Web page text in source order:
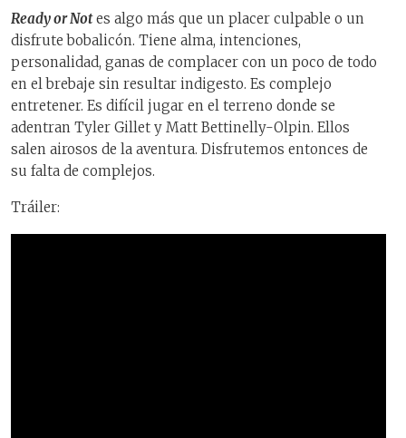
Ready or Notes algo más que un placer culpable o un
disfrute bobalicón. Tiene alma, intenciones,
personalidad, ganas de complacer con un poco de todo
en el brebaje sin resultar indigesto. Es complejo
entretener. Es difícil jugar en el terreno donde se
adentran Tyler Gillet y Matt Bettinelly-Olpin. Ellos
salen airosos de la aventura. Disfrutemos entonces de
su falta de complejos.
Tráiler: